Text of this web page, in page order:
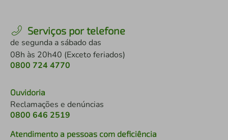
Serviços por telefone
de segunda a sábado das
08h às 20h40 (Exceto feriados)
0800 724 4770
Ouvidoria
Reclamações e denúncias
0800 646 2519
Atendimento a pessoas com deficiência